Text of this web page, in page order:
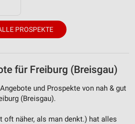
PROSPEKTE
für Freiburg (Breisgau)
und Prospekte von nah & gut
(Breisgau).
oft näher, als man denkt.) hat alles